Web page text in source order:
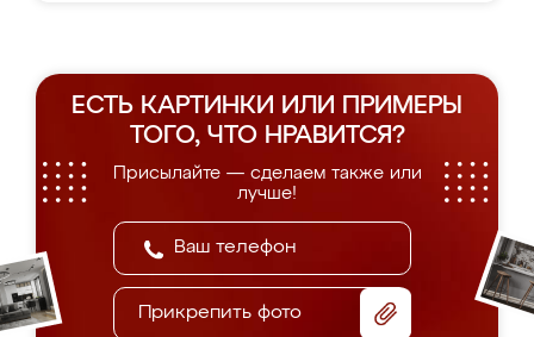
ЕСТЬ КАРТИНКИ ИЛИ ПРИМЕРЫ
ТОГО, ЧТО НРАВИТСЯ?
Присылайте — сделаем также или
лучше!
Прикрепить фото